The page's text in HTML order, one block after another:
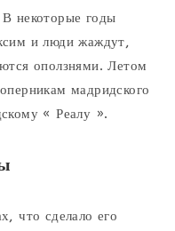
некоторые годы
и люди жаждут,
оползнями. Летом
мадридского
« Реалу ».
что сделало его